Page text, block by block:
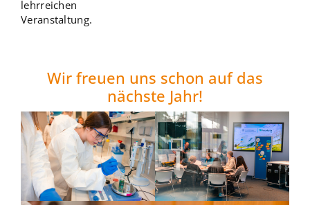
lehrreichen
Veranstaltung.
Wir freuen uns schon auf das
nächste Jahr!